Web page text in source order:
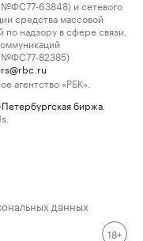
63848) и сетевого
средства массовой
надзору в сфере связи,
№ФС77-82385)
агентство «РБК».
биржа
данных
18+